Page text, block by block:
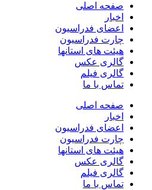
صفحه اصلی
اخبار
اعضای فدراسیون
چارت فدراسیون
هیئت های استانها
گالری عکس
گالری فیلم
تماس با ما
صفحه اصلی
اخبار
اعضای فدراسیون
چارت فدراسیون
هیئت های استانها
گالری عکس
گالری فیلم
تماس با ما